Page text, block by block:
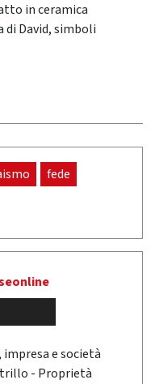
in ceramica
David, simboli
fede
e società
- Proprietà